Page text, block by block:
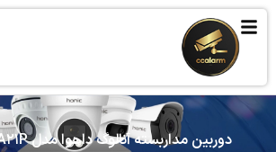
دوربین مداربسته آنالوگ داهوا مدل DH-HAC-T۲A۲۱P